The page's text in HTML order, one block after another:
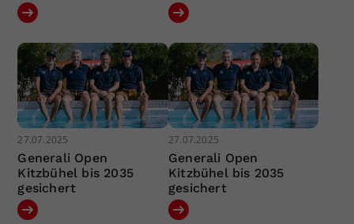
27.07.2025
Generali Open
Kitzbühel bis 2035
gesichert
27.07.2025
Generali Open
Kitzbühel bis 2035
gesichert